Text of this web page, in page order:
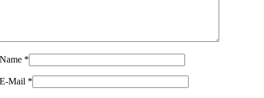
Name *
E-Mail *